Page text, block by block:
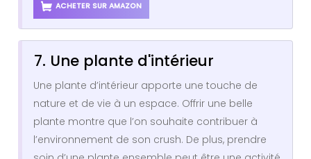
ACHETER SUR AMAZON
7. Une plante d'intérieur
Une plante d’intérieur apporte une touche de
nature et de vie à un espace. Offrir une belle
plante montre que l’on souhaite contribuer à
l’environnement de son crush. De plus, prendre